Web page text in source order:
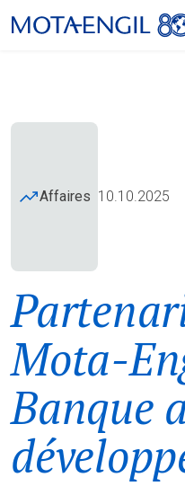
Affaires 10.10.2025
Mota-
Banque